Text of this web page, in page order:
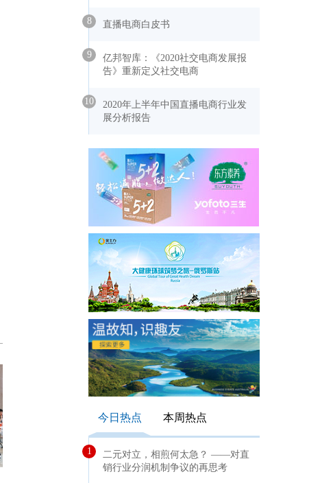
8 直播电商白皮书
9
亿邦智库：《2020社交电商发展报
告》重新定义社交电商
10
2020年上半年中国直播电商行业发
展分析报告
今日热点 本周热点
1
二元对立，相煎何太急？ ——对直
销行业分润机制争议的再思考